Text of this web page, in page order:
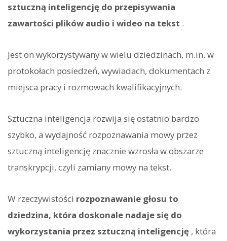
sztuczną inteligencję do przepisywania
zawartości plików audio i wideo na tekst .
Jest on wykorzystywany w wielu dziedzinach, m.in. w
protokołach posiedzeń, wywiadach, dokumentach z
miejsca pracy i rozmowach kwalifikacyjnych.
Sztuczna inteligencja rozwija się ostatnio bardzo
szybko, a wydajność rozpoznawania mowy przez
sztuczną inteligencję znacznie wzrosła w obszarze
transkrypcji, czyli zamiany mowy na tekst.
W rzeczywistości rozpoznawanie głosu to
dziedzina, która doskonale nadaje się do
wykorzystania przez sztuczną inteligencję , która